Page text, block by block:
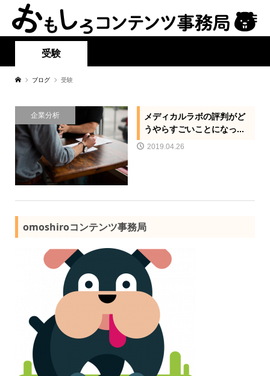
受験
ブログ 受験
企業分析
メディカルラボの評判がど
うやらすごいことになっ...
2019.04.26
omoshiroコンテンツ事務局